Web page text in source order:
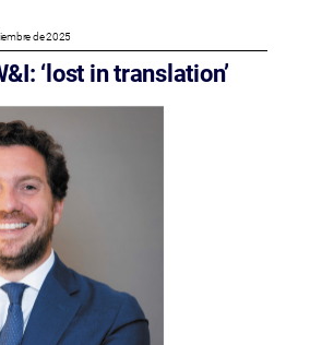
de 2025
‘lost in translation’